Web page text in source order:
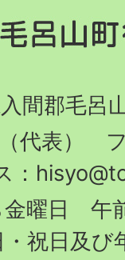
郡毛呂
代表）
金曜日 午
祝日及び